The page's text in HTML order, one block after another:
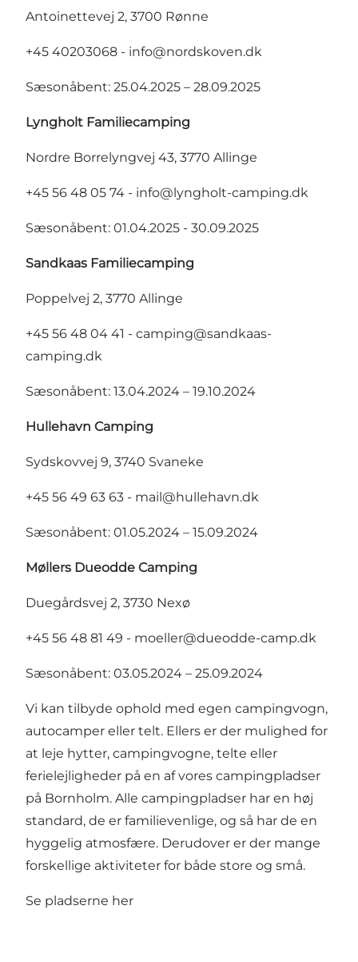
Antoinettevej 2, 3700 Rønne
+45 40203068 - info@nordskoven.dk
Sæsonåbent: 25.04.2025 – 28.09.2025
Lyngholt Familiecamping
Nordre Borrelyngvej 43, 3770 Allinge
+45 56 48 05 74 - info@lyngholt-camping.dk
Sæsonåbent: 01.04.2025 - 30.09.2025
Sandkaas Familiecamping
Poppelvej 2, 3770 Allinge
+45 56 48 04 41 - camping@sandkaas-
camping.dk
Sæsonåbent: 13.04.2024 – 19.10.2024
Hullehavn Camping
Sydskovvej 9, 3740 Svaneke
+45 56 49 63 63 - mail@hullehavn.dk
Sæsonåbent: 01.05.2024 – 15.09.2024
Møllers Dueodde Camping
Duegårdsvej 2, 3730 Nexø
+45 56 48 81 49 - moeller@dueodde-camp.dk
Sæsonåbent: 03.05.2024 – 25.09.2024
Vi kan tilbyde ophold med egen campingvogn,
autocamper eller telt. Ellers er der mulighed for
at leje hytter, campingvogne, telte eller
ferielejligheder på en af vores campingpladser
på Bornholm. Alle campingpladser har en høj
standard, de er familievenlige, og så har de en
hyggelig atmosfære. Derudover er der mange
forskellige aktiviteter for både store og små.
Se pladserne her